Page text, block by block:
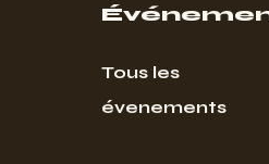
Tous les
évenements